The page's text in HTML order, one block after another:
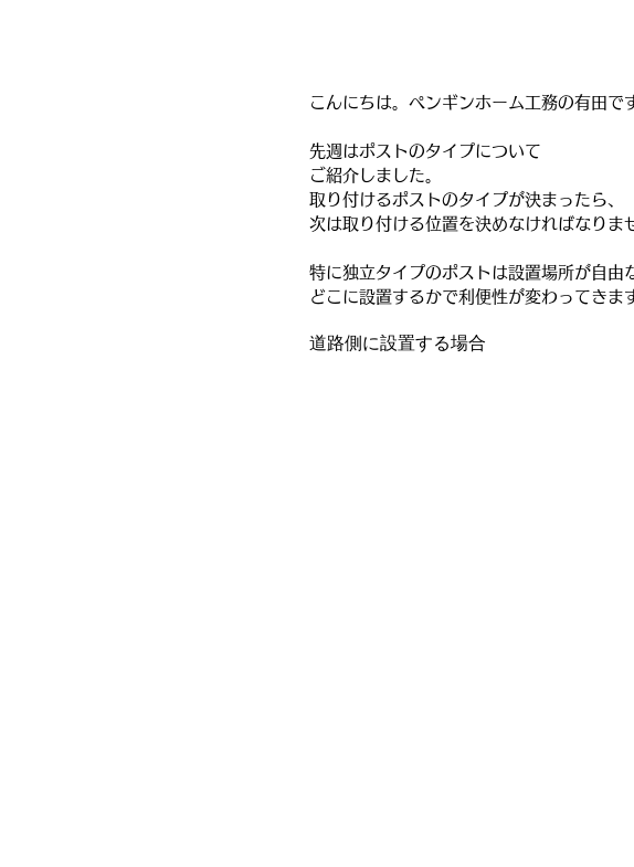
こんにちは。ペンギンホーム工務の有田で
先週はポストのタイプについて
ご紹介しました。
取り付けるポストのタイプが決まったら、
次は取り付ける位置を決めなければなりま
特に独立タイプのポストは設置場所が自由
どこに設置するかで利便性が変わってきま
道路側に設置する場合